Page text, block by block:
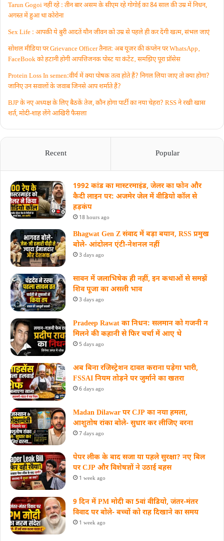
Tarun Gogoi नहीं रहे : तीन बार असम के सीएम रहे गोगोई का 84 साल की उम्र में निधन,
अगस्त में हुआ था कोरोना
Sex Life : आपकी ये बुरी आदतें याैन जीवन को उम्र से पहले ही कर देंगी खत्म, संभल जाएं
सोशल मीडिया पर Grievance Officer तैनात: अब यूजर की कंप्लेन पर WhatsApp‚
FaceBook को हटानी होगी आपत्तिजनक पोस्ट या कंटेंट‚ समझिए पूरा प्रॉसेस
Protein Loss In semen:वीर्य में क्या पोषक तत्व होते हैं? निगल लिया जाए तो क्या होगा?
जानिए उन सवालों के जवाब जिनसे आप शर्माते हैं?
BJP के नए अध्यक्ष के लिए बैठकें तेज, कौन होगा पार्टी का नया चेहरा? RSS ने रखी खास
शर्त, मोदी-शाह लेंगे आखिरी फैसला
Recent Popular
1992 कांड का मास्टरमाइंड, जेलर का फोन और
कैदी लाइन पर: अजमेर जेल में वीडियो कॉल से
हड़कंप
18 hours ago
Bhagwat Gen Z संवाद में बड़ा बयान, RSS प्रमुख
बोले- आंदोलन एंटी-नेशनल नहीं
3 days ago
सावन में जलाभिषेक ही नहीं, इन कथाओं से समझें
शिव पूजा का असली भाव
3 days ago
Pradeep Rawat का निधन: सलमान को गजनी न
मिलने की कहानी से फिर चर्चा में आए थे
5 days ago
अब बिना रजिस्ट्रेशन दावत कराना पड़ेगा भारी,
FSSAI नियम तोड़ने पर जुर्माने का खतरा
6 days ago
Madan Dilawar पर CJP का नया हमला,
आशुतोष रांका बोले- सुधार कर लीजिए वरना
7 days ago
पेपर लीक के बाद सजा या पहले सुरक्षा? नए बिल
पर CJP और विशेषज्ञों ने उठाई बहस
1 week ago
9 दिन में PM मोदी का 5वां वीडियो, जंतर-मंतर
विवाद पर बोले- बच्चों को राह दिखाने का समय
1 week ago